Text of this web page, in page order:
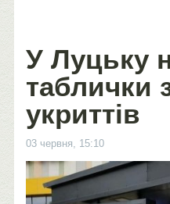
У Луцьку
таблички
укриттів
03 червня, 15:10